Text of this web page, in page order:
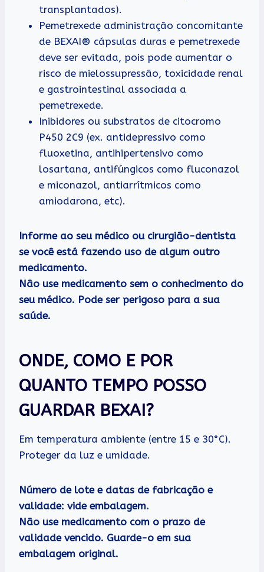
transplantados).
Pemetrexede administração concomitante
de BEXAI® cápsulas duras e pemetrexede
deve ser evitada, pois pode aumentar o
risco de mielossupressão, toxicidade renal
e gastrointestinal associada a
pemetrexede.
Inibidores ou substratos de citocromo
P450 2C9 (ex. antidepressivo como
fluoxetina, antihipertensivo como
losartana, antifúngicos como fluconazol
e miconazol, antiarrítmicos como
amiodarona, etc).
Informe ao seu médico ou cirurgião-dentista
se você está fazendo uso de algum outro
medicamento.
Não use medicamento sem o conhecimento do
seu médico. Pode ser perigoso para a sua
saúde.
ONDE, COMO E POR
QUANTO TEMPO POSSO
GUARDAR BEXAI?
Em temperatura ambiente (entre 15 e 30°C).
Proteger da luz e umidade.
Número de lote e datas de fabricação e
validade: vide embalagem.
Não use medicamento com o prazo de
validade vencido. Guarde-o em sua
embalagem original.